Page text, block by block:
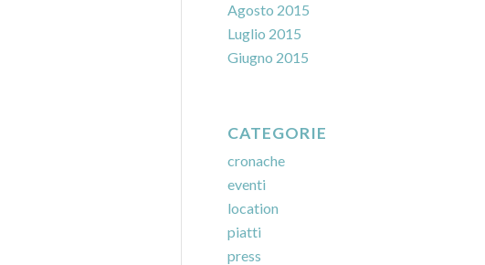
Agosto 2015
Luglio 2015
Giugno 2015
CATEGORIE
cronache
eventi
location
piatti
press